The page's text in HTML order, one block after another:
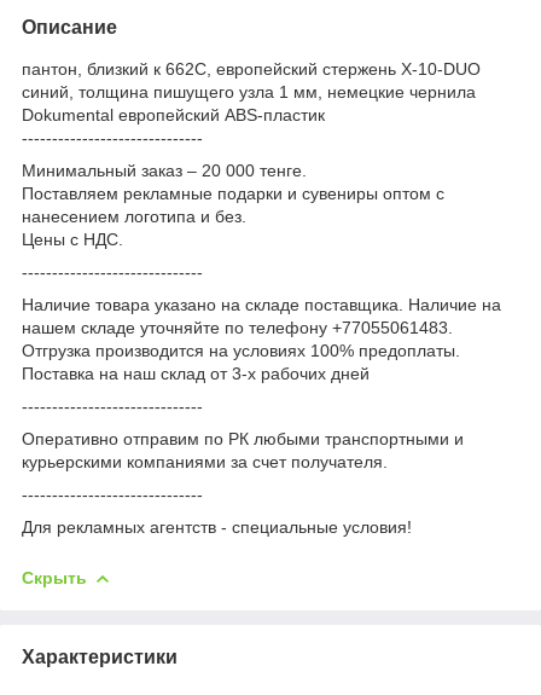
Описание
пантон, близкий к 662C, европейский стержень X-10-DUO
синий, толщина пишущего узла 1 мм, немецкие чернила
Dokumental европейский ABS-пластик
------------------------------
Минимальный заказ – 20 000 тенге.
Поставляем рекламные подарки и сувениры оптом с
нанесением логотипа и без.
Цены с НДС.
------------------------------
Наличие товара указано на складе поставщика. Наличие на
нашем складе уточняйте по телефону +77055061483.
Отгрузка производится на условиях 100% предоплаты.
Поставка на наш склад от 3-x рабочих дней
------------------------------
Оперативно отправим по РК любыми транспортными и
курьерскими компаниями за счет получателя.
------------------------------
Для рекламных агентств - специальные условия!
Скрыть
Характеристики